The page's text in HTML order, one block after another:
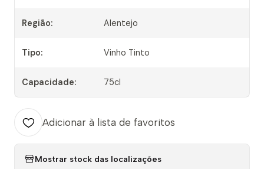
Região: Alentejo
Tipo: Vinho Tinto
Capacidade: 75cl
Adicionar à lista de favoritos
Mostrar stock das localizações